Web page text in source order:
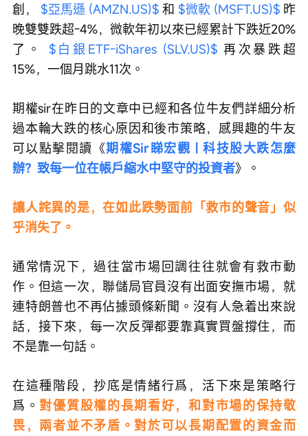
創， $亞馬遜 (AMZN.US)$ 和 $微軟 (MSFT.US)$ 昨
晚雙雙跌超-4%，微軟年初以來已經累計下跌近20%
了。 $白銀ETF-iShares (SLV.US)$ 再次暴跌超
15%，一個月跳水11次。
期權sir在昨日的文章中已經和各位牛友們詳細分析
過本輪大跌的核心原因和後市策略，感興趣的牛友
可以點擊閱讀《期權Sir睇宏觀 | 科技股大跌怎麼
辦？致每一位在帳戶縮水中堅守的投資者》。
讓人詫異的是，在如此跌勢面前「救市的聲音」似
乎消失了。
通常情況下，過往當市場回調往往就會有救市動
作。但這一次，聯儲局官員沒有出面安撫市場，就
連特朗普也不再佔據頭條新聞。沒有人急着出來說
話，接下來，每一次反彈都要靠真實買盤撐住，而
不是靠一句話。
在這種階段，抄底是情緒行爲，活下來是策略行
爲。對優質股權的長期看好，和對市場的保持敬
畏，兩者並不矛盾。對於可以長期配置的資金而